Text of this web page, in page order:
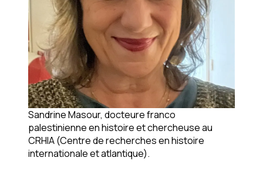
Sandrine Masour, docteure franco
palestinienne en histoire et chercheuse au
CRHIA (Centre de recherches en histoire
internationale et atlantique).